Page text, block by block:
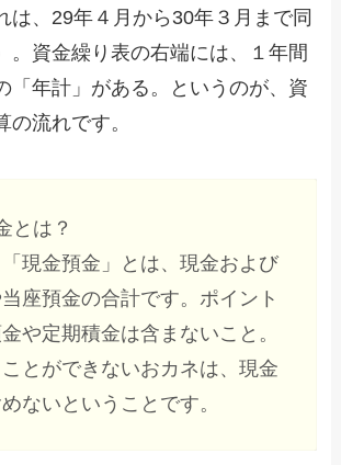
は、29年４月から30年３月まで同
。資金繰り表の右端には、１年間
「年計」がある。というのが、資
の流れです。
とは？
現金預金」とは、現金および
座預金の合計です。ポイント
や定期積金は含まないこと。
とができないおカネは、現金
ないということです。